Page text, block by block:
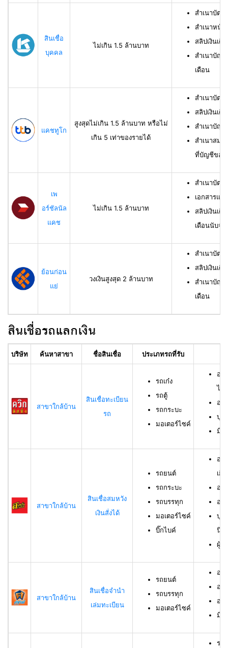
สินเชื่อ
บุคคล
ไม่เกิน 1.5 ล้านบาท
สำเนาบัตร
สำเนาหน้
สลิปเงินเดื
สำเนาบัญชี
เดือน
แคชทูโก
สูงสุดไม่เกิน 1.5 ล้านบาท หรือไม่
เกิน 5 เท่าของรายได้
สำเนาบัตร
สลิปเงินเดื
สำเนาบัญ
สำเนาสมุด
ที่บัญชีของ
เพ
อร์ชัลนัล
แคช
ไม่เกิน 1.5 ล้านบาท
สำเนาบัตร
เอกสารแส
สลิปเงินเ
เดือนนับจ
ย้อนก่อน
แย่
วงเงินสูงสุด 2 ล้านบาท
สำเนาบัต
สลิปเงินเดื
สำเนาบัญชี
เดือน
สินเชื่อรถแลกเงิน
บริษัท ค้นหาสาขา ชื่อสินเชื่อ ประเภทรถที่รับ
สาขาใกล้บ้าน
สินเชื่อทะเบียน
รถ
รถเก๋ง
รถตู้
รถกระบะ
มอเตอร์ไซค์
อา
ไม่
อา
บุค
มีชื่
สาขาใกล้บ้าน
สินเชื่อสมหวัง
เงินสั่งได้
รถยนต์
รถกระบะ
รถบรรทุก
มอเตอร์ไซค์
บิ๊กไบค์
อา
เกิ
อา
อา
บุค
นิติ
ผู้กู้
สาขาใกล้บ้าน
สินเชื่อจำนำ
เล่มทะเบียน
รถยนต์
รถบรรทุก
มอเตอร์ไซค์
อา
อา
อา
มีชื่
รถ